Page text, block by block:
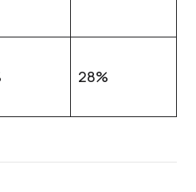
28%